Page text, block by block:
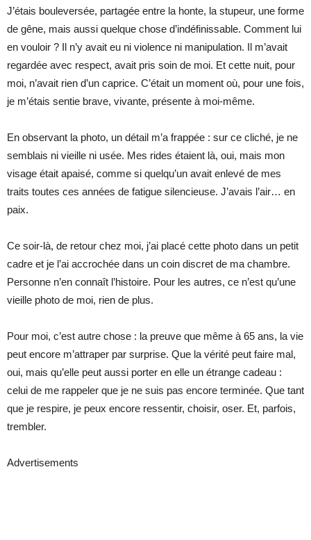
J’étais bouleversée, partagée entre la honte, la stupeur, une forme
de gêne, mais aussi quelque chose d’indéfinissable. Comment lui
en vouloir ? Il n’y avait eu ni violence ni manipulation. Il m’avait
regardée avec respect, avait pris soin de moi. Et cette nuit, pour
moi, n’avait rien d’un caprice. C’était un moment où, pour une fois,
je m’étais sentie brave, vivante, présente à moi-même.
En observant la photo, un détail m’a frappée : sur ce cliché, je ne
semblais ni vieille ni usée. Mes rides étaient là, oui, mais mon
visage était apaisé, comme si quelqu’un avait enlevé de mes
traits toutes ces années de fatigue silencieuse. J’avais l’air… en
paix.
Ce soir-là, de retour chez moi, j’ai placé cette photo dans un petit
cadre et je l’ai accrochée dans un coin discret de ma chambre.
Personne n’en connaît l’histoire. Pour les autres, ce n’est qu’une
vieille photo de moi, rien de plus.
Pour moi, c’est autre chose : la preuve que même à 65 ans, la vie
peut encore m’attraper par surprise. Que la vérité peut faire mal,
oui, mais qu’elle peut aussi porter en elle un étrange cadeau :
celui de me rappeler que je ne suis pas encore terminée. Que tant
que je respire, je peux encore ressentir, choisir, oser. Et, parfois,
trembler.
Advertisements